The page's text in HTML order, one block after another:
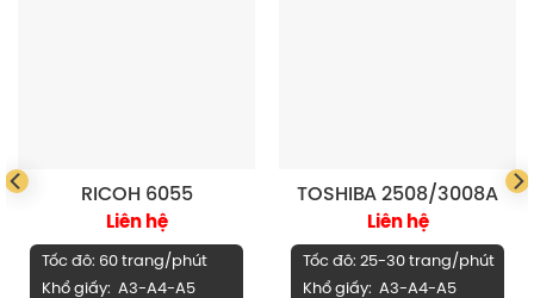
Cài đặt và quản lý tác vụ dễ dàng, giúp người dùng ở mọi
trình độ đều thao tác nhanh.
RICOH 6055
Liên hệ
Tốc đô: 60 trang/phút
Khổ giấy: A3-A4-A5
TOSHIBA 2508/3008A
Liên hệ
Tốc đô: 25-30 trang/phút
Khổ giấy: A3-A4-A5